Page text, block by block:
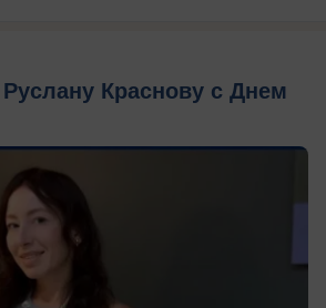
Краснову с Днем